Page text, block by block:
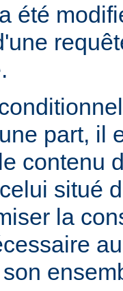
été
part, il
contenu
situé
la